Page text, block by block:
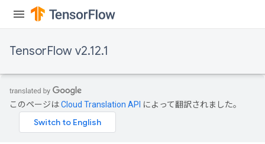
TensorFlow v2.12.1
このページはCloud Translation API によって翻訳されました。